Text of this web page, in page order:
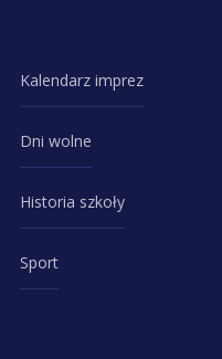
Kalendarz imprez
Dni wolne
Historia szkoły
Sport